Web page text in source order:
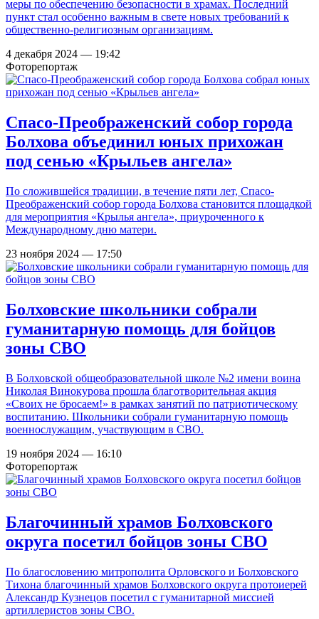
меры по обеспечению безопасности в храмах. Последний
пункт стал особенно важным в свете новых требований к
общественно-религиозным организациям.
4 декабря 2024 — 19:42
Фоторепортаж
Спасо-Преображенский собор города
Болхова объединил юных прихожан
под сенью «Крыльев ангела»
По сложившейся традиции, в течение пяти лет, Спасо-
Преображенский собор города Болхова становится площадкой
для мероприятия «Крылья ангела», приуроченного к
Международному дню матери.
23 ноября 2024 — 17:50
Болховские школьники собрали
гуманитарную помощь для бойцов
зоны СВО
В Болховской общеобразовательной школе №2 имени воина
Николая Винокурова прошла благотворительная акция
«Своих не бросаем!» в рамках занятий по патриотическому
воспитанию. Школьники собрали гуманитарную помощь
военнослужащим, участвующим в СВО.
19 ноября 2024 — 16:10
Фоторепортаж
Благочинный храмов Болховского
округа посетил бойцов зоны СВО
По благословению митрополита Орловского и Болховского
Тихона благочинный храмов Болховского округа протоиерей
Александр Кузнецов посетил с гуманитарной миссией
артиллеристов зоны СВО.